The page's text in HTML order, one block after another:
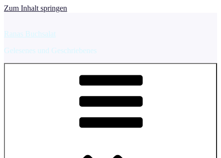
Zum Inhalt springen
Ranas Buchsalat
Gelesenes und Geschriebenes